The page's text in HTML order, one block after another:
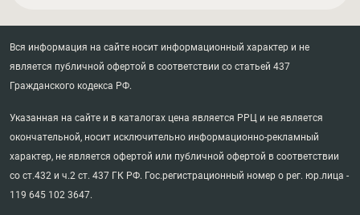
Вся информация на сайте носит информационный характер и не
является публичной офертой в соответствии со статьей 437
Гражданского кодекса РФ.
Указанная на сайте и в каталогах цена является РРЦ и не является
окончательной, носит исключительно информационно-рекламный
характер, не является офертой или публичной офертой в соответствии
со ст.432 и ч.2 ст. 437 ГК РФ. Гос.регистрационный номер о рег. юр.лица -
119 645 102 3647.